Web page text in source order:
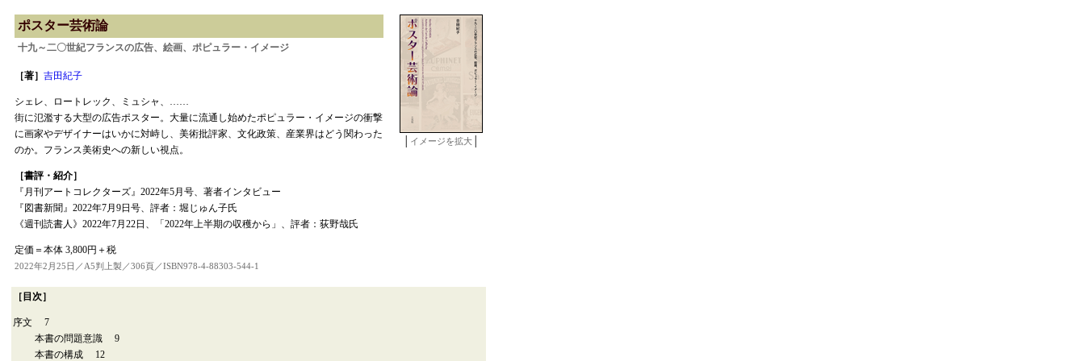
ポスター芸術論
十九～二〇世紀フランスの広告、絵画、ポピュラー・イメージ
［著］ 吉田紀子
シェレ、ロートレック、ミュシャ、……
街に氾濫する大型の広告ポスター。大量に流通し始めたポピュラー・イメージの衝撃
に画家やデザイナーはいかに対峙し、美術批評家、文化政策、産業界はどう関わった
のか。フランス美術史への新しい視点。
［書評・紹介］
『月刊アートコレクターズ』2022年5月号、著者インタビュー
『図書新聞』2022年7月9日号、評者：堀じゅん子氏
《週刊読書人》2022年7月22日、「2022年上半期の収穫から」、評者：荻野哉氏
定価＝本体 3,800円＋税
2022年2月25日／A5判上製／306頁／ISBN978-4-88303-544-1
イメージを拡大
［目次］
序文 7
本書の問題意識 9
本書の構成 12